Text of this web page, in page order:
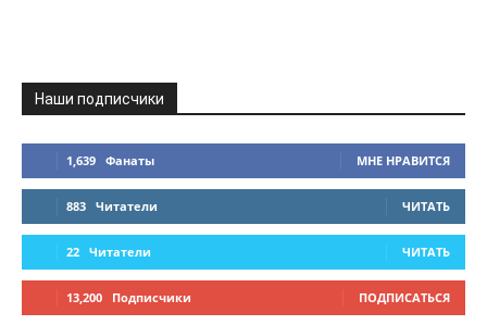
Наши подписчики
1,639 Фанаты МНЕ НРАВИТСЯ
883 Читатели ЧИТАТЬ
22 Читатели ЧИТАТЬ
13,200 Подписчики ПОДПИСАТЬСЯ